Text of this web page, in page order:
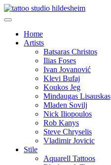
Home
Artists
Batsaras Christos
Ilias Foses
Ivan Jovanović
Klevi Bufaj
Koukos Jeg
Mindaugas Lisauskas
Mladen Sovilj
Nick Iliopoulos
Rob Kanys
Steve Chryselis
Vladimir Jovicic
Stile
Aquarell Tattoos